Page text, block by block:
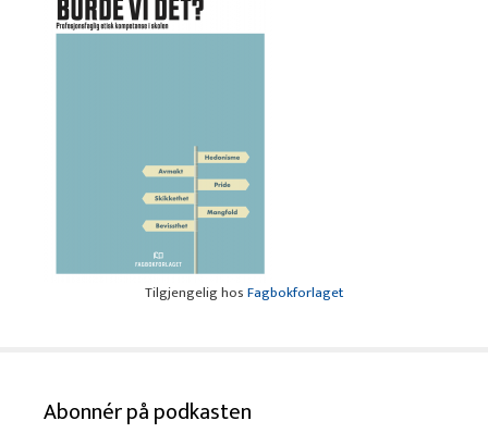
Tilgjengelig hosFagbokforlaget
Abonnér på podkasten